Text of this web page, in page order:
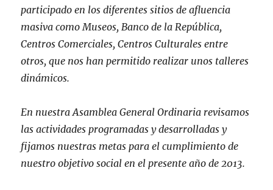
participado en los diferentes sitios de afluencia
masiva como Museos, Banco de la República,
Centros Comerciales, Centros Culturales entre
otros, que nos han permitido realizar unos talleres
dinámicos.
En nuestra Asamblea General Ordinaria revisamos
las actividades programadas y desarrolladas y
fijamos nuestras metas para el cumplimiento de
nuestro objetivo social en el presente año de 2013.